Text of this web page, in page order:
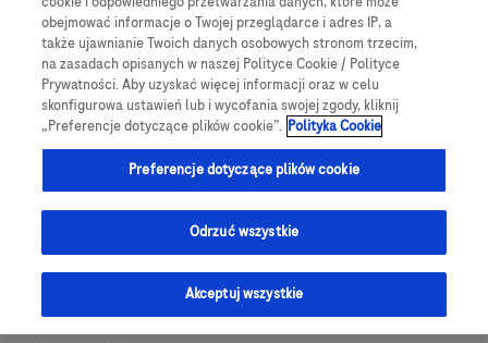
Global Roche
Platforma Accu-Chek Care
Global Roche Diabetologia
Wszystkie lokalizacje
Skontaktuj się z nami
O nas
obejmować informacje o Twojej przeglądarce i adres IP, a
także ujawnianie Twoich danych osobowych stronom trzecim,
na zasadach opisanych w naszej Polityce Cookie / Polityce
Prywatności. Aby uzyskać więcej informacji oraz w celu
skonfigurowa ustawień lub i wycofania swojej zgody, kliknij
„Preferencje dotyczące plików cookie”. Polityka Cookie
Preferencje dotyczące plików cookie
Odrzuć wszystkie
Akceptuj wszystkie